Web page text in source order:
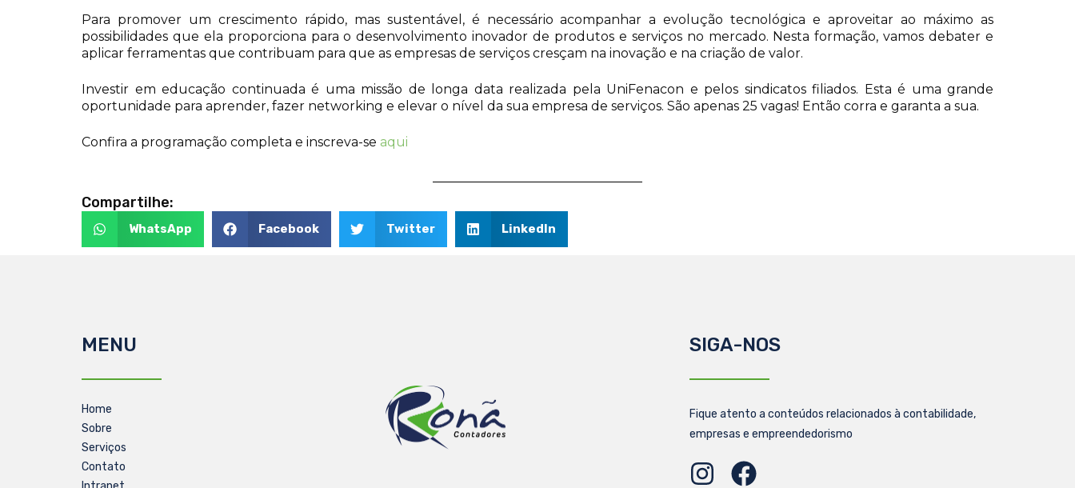
Para promover um crescimento rápido, mas sustentável, é necessário acompanhar a evolução tecnológica e aproveitar ao máximo as
possibilidades que ela proporciona para o desenvolvimento inovador de produtos e serviços no mercado. Nesta formação, vamos debater e
aplicar ferramentas que contribuam para que as empresas de serviços cresçam na inovação e na criação de valor.
Investir em educação continuada é uma missão de longa data realizada pela UniFenacon e pelos sindicatos filiados. Esta é uma grande
oportunidade para aprender, fazer networking e elevar o nível da sua empresa de serviços. São apenas 25 vagas! Então corra e garanta a sua.
Confira a programação completa e inscreva-se aqui
Compartilhe:
WhatsApp Facebook Twitter LinkedIn
MENU
Home
Sobre
Serviços
Contato
SIGA-NOS
Fique atento a conteúdos relacionados à contabilidade,
empresas e empreendedorismo